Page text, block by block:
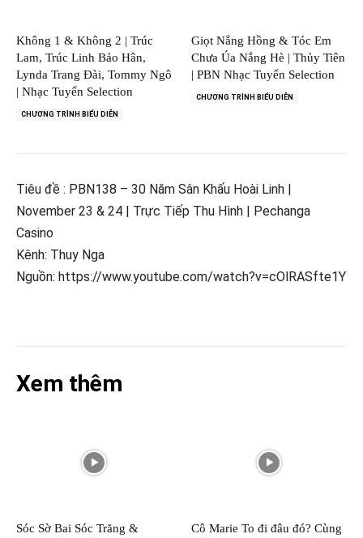
Không 1 & Không 2 | Trúc
Lam, Trúc Linh Bảo Hân,
Lynda Trang Đài, Tommy Ngô
| Nhạc Tuyển Selection
CHƯƠNG TRÌNH BIỂU DIỄN
Giọt Nắng Hồng & Tóc Em
Chưa Úa Nắng Hè | Thủy Tiên
| PBN Nhạc Tuyển Selection
CHƯƠNG TRÌNH BIỂU DIỄN
Tiêu đề : PBN138 – 30 Năm Sân Khấu Hoài Linh |
November 23 & 24 | Trực Tiếp Thu Hình | Pechanga
Casino
Kênh: Thuy Nga
Nguồn: https://www.youtube.com/watch?v=cOlRASfte1Y
Xem thêm
Sóc Sờ Bai Sóc Trăng &
Cô Marie To đi đâu đó? Cùng